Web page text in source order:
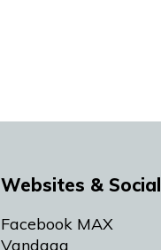
Websites & Social
Facebook MAX
Vandaag